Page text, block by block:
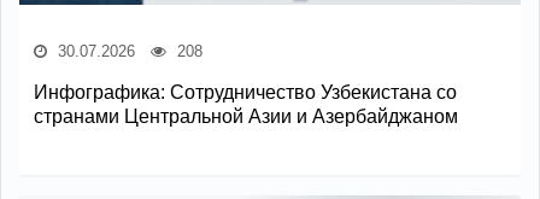
30.07.2026 208
Инфографика: Сотрудничество Узбекистана со
странами Центральной Азии и Азербайджаном